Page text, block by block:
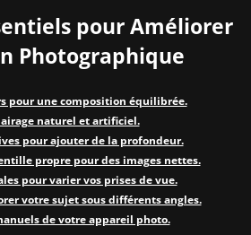
pour Améliorer
Photographique
pour une composition équilibrée.
naturel et artificiel.
pour ajouter de la profondeur.
propre pour des images nettes.
pour varier vos prises de vue.
votre sujet sous différents angles.
de votre appareil photo.